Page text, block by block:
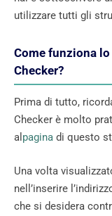
utilizzare tutti gli
Come funziona
Checker?
Prima di tutto,
Checker è molto
al pagina di questo
Una volta
nell’inserire
che si desidera